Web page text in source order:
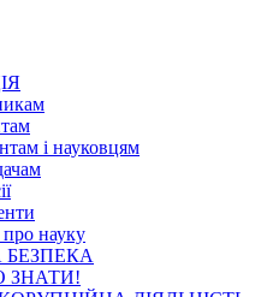
і науковцям
науку
ЗНАТИ!